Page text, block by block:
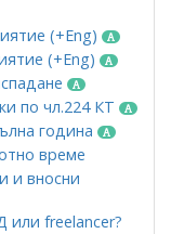
(+Eng)
(+Eng)
по чл.224 КТ
година
време
и вносни
или freelancer?